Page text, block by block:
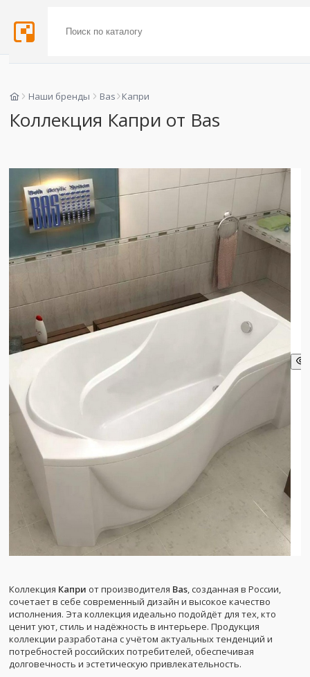
Наши бренды Bas Капри
Коллекция Капри от Bas
Коллекция Капри от производителя Bas , созданная в России,
сочетает в себе современный дизайн и высокое качество
исполнения. Эта коллекция идеально подойдёт для тех, кто
ценит уют, стиль и надёжность в интерьере. Продукция
коллекции разработана с учётом актуальных тенденций и
потребностей российских потребителей, обеспечивая
долговечность и эстетическую привлекательность.